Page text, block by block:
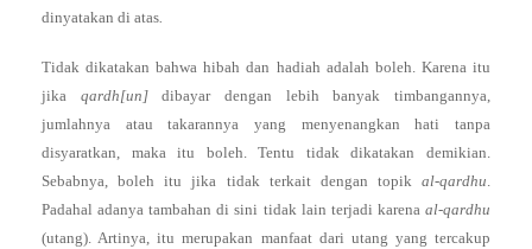
dinyatakan di atas.
Tidak dikatakan bahwa hibah dan hadiah adalah boleh. Karena itu
jika qardh[un]dibayar dengan lebih banyak timbangannya,
jumlahnya atau takarannya yang menyenangkan hati tanpa
disyaratkan, maka itu boleh. Tentu tidak dikatakan demikian.
Sebabnya, boleh itu jika tidak terkait dengan topik al-qardhu.
Padahal adanya tambahan di sini tidak lain terjadi karena al-qardhu
(utang). Artinya, itu merupakan manfaat dari utang yang tercakup